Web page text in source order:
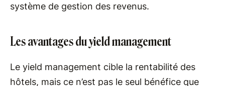
système de gestion des revenus.
Les avantages du yield management
Le yield management cible la rentabilité des
hôtels, mais ce n’est pas le seul bénéfice que